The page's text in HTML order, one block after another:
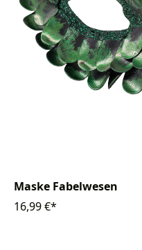
Maske Fabelwesen
16,99 €*